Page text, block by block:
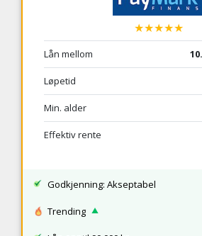
★★★★★
Lån mellom
Løpetid
Min. alder
Effektiv rente
Godkjenning: Akseptabel
Trending